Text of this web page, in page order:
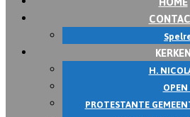
KERKEN
H.
OPEN
PROTESTANTE